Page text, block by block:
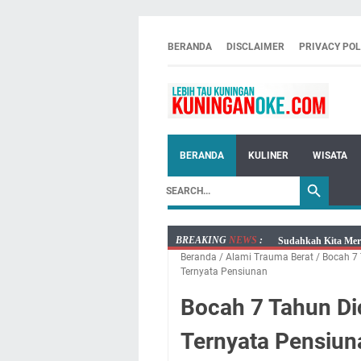
BERANDA DISCLAIMER PRIVACY
BERANDA KULINER WISATA
BREAKING NEWS :
Sudahkah Kita
Info Sembako di
Kamis 6 Agustus
Layanan Mobil
Beranda / Alami Trauma Berat / Bocah 7
Ternyata Pensiunan
Bocah 7 Tahun
Ternyata